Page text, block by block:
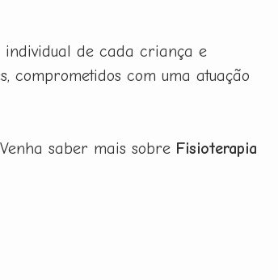
individual de cada criança e
comprometidos com uma atuação
saber mais sobre Fisioterapia